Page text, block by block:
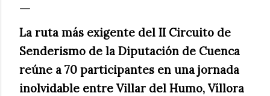
La ruta más exigente del II Circuito de
Senderismo de la Diputación de Cuenca
reúne a 70 participantes en una jornada
inolvidable entre Villar del Humo, Víllora